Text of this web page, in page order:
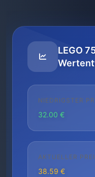
LEGO
NIEDRIGSTER
32.00 €
AKTUELLER
38.59 €